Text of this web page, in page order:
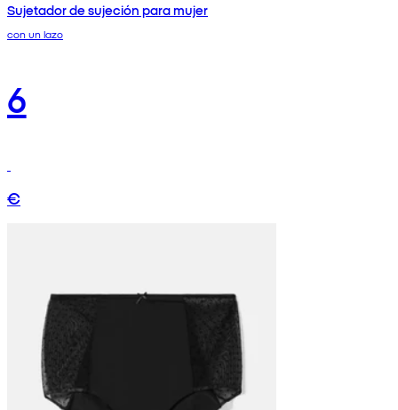
Sujetador de sujeción para mujer
con un lazo
6
€